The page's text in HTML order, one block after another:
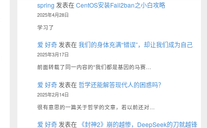
spring 发表在CentOS安装Fail2ban之小白攻略
2025年4月28日
学习了
爱 好奇发表在我们的身体充满“错误”，却让我们成为自己
2025年3月17日
前面转载了同一内容的“我们都是基因的马赛…
爱 好奇 发表在哲学还能解答现代人的困惑吗？
2025年2月14日
很有意思的一篇关于哲学的文章，若以前还对…
爱 好奇 发表在 《封神2》崩的越惨，DeepSeek的刀就越锋